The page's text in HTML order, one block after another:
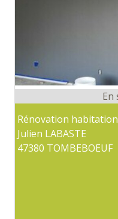
Rénovation habitation
Julien LABASTE
47380 TOMBEBOEUF